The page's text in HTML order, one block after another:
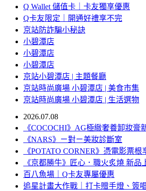
Q Wallet 儲值卡｜卡友獨享優惠
Q卡友限定｜開通好禮享不完
京站防詐騙小秘訣
小碧潭店
小碧潭店
小碧潭店
京站小碧潭店 | 主題餐廳
京站時尚廣場 小碧潭店 | 美食市集
京站時尚廣場 小碧潭店 | 生活選物
2026.07.08
《COCOCHI》AG極緻奢養卸妝膏
《NARS》ㄧ對ㄧ美妝診斷室
《POTATO CORNER》憑電影票根
《京都勝牛》匠心．職火炙燒 新品
百八魚場｜Q卡友專屬優惠
追星計畫大作戰｜打卡贈手燈、簽